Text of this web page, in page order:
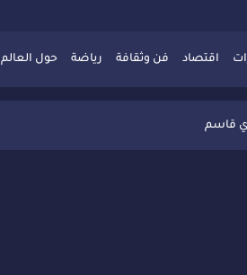
اقتصاد فن وثقافة رياضة حول العالم
بمبادرة نوعية تجمع بين التفاعل والتكريم
قاسم